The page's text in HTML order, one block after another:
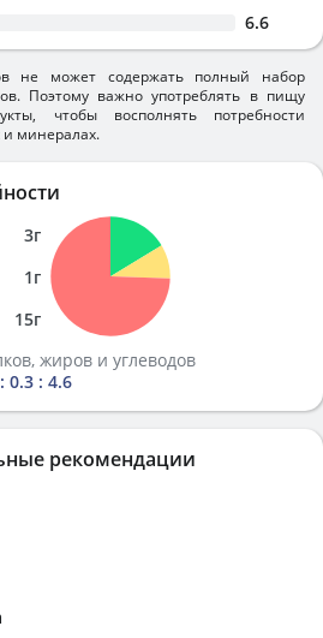
6.6
не может содержать полный набор
Поэтому важно употреблять в пищу
чтобы восполнять потребности
минералах.
3г
1г
15г
жиров и углеводов
0.3 : 4.6
рекомендации